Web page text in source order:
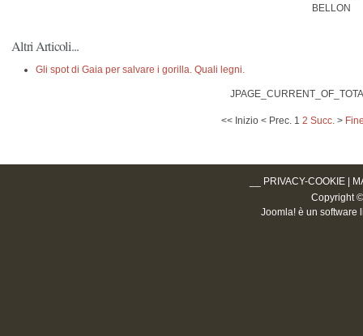
BELLON
Altri Articoli...
Gli spot di Gaia per salvare i gorilla. Quali legni.
<< Inizio < Prec. 1 2 Succ. >
PRIVACY-COOKIE
Copyright
Joomla! è un software